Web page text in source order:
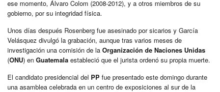
ese momento, Álvaro Colom (2008-2012), y a otros miembros de su
gobierno, por su integridad física.
Unos días después Rosenberg fue asesinado por sicarios y García
Velásquez divulgó la grabación, aunque tras varios meses de
investigación una comisión de la Organización de Naciones Unidas
(ONU) en Guatemala estableció que el jurista ordenó su propia muerte.
El candidato presidencial del PP fue presentado este domingo durante
una asamblea celebrada en un centro de exposiciones al sur de la